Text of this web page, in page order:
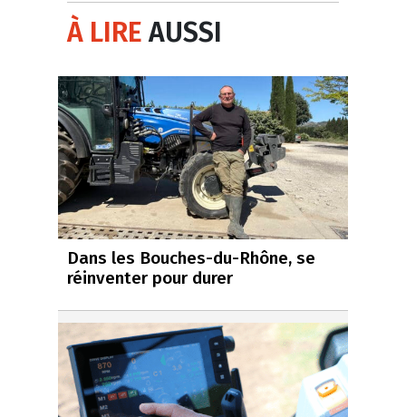
À LIREAUSSI
Dans les Bouches-du-Rhône, se
réinventer pour durer